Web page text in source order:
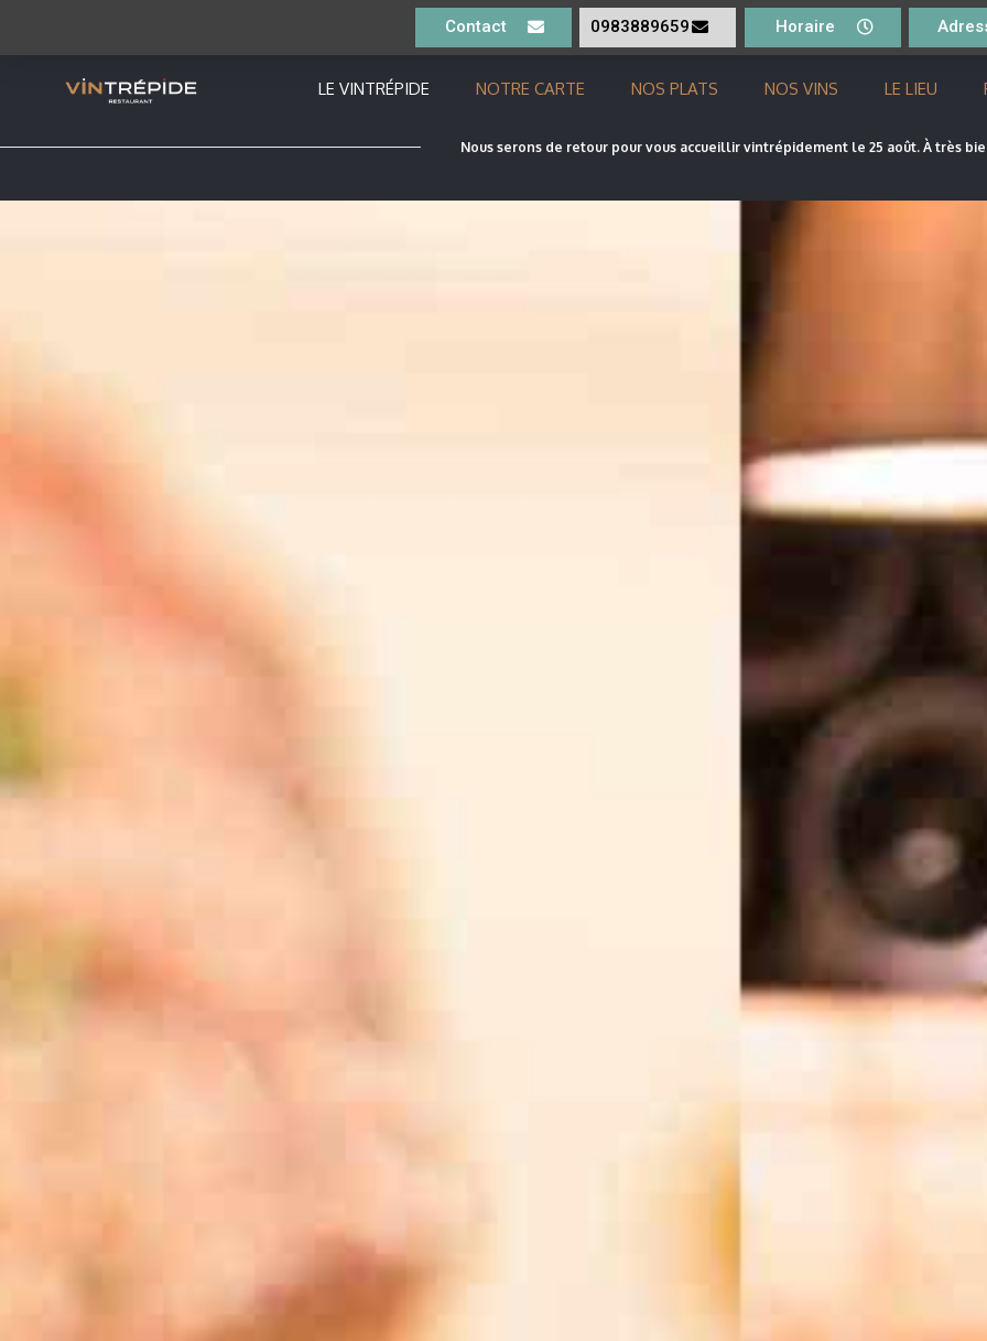
Contact 0983889659 Horaire
LE VINTRÉPIDE NOTRE CARTE NOS PLATS NOS VINS LE LIEU
Nous serons de retour pour vous accueillir vintrépidement le 25 août. À très